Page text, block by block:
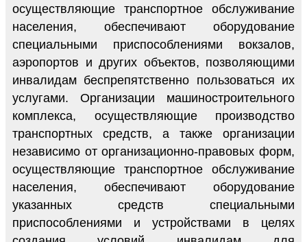
осуществляющие транспортное обслуживание
населения, обеспечивают оборудование
специальными приспособлениями вокзалов,
аэропортов и других объектов, позволяющими
инвалидам беспрепятственно пользоваться их
услугами. Организации машиностроительного
комплекса, осуществляющие производство
транспортных средств, а также организации
независимо от организационно-правовых форм,
осуществляющие транспортное обслуживание
населения, обеспечивают оборудование
указанных средств специальными
приспособлениями и устройствами в целях